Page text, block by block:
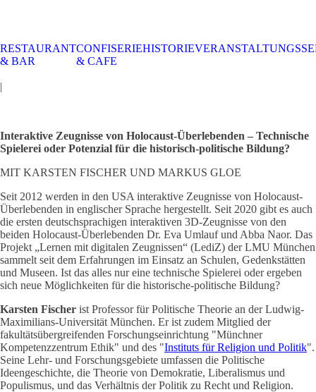
CAFE &
RESTAURANT
TISCHRESERVIERUNGKARRIERE
TISCHRESERVIERUNGKARRIERE
RESTAURANT
& BAR
CONFISERIE
& CAFE
HISTORIE
|
Interaktive Zeugnisse von Holocaust-Überlebenden – Technische
Spielerei oder Potenzial für die historisch-politische Bildung?
MIT KARSTEN FISCHER UND MARKUS GLOE
Seit 2012 werden in den USA interaktive Zeugnisse von Holocaust-
Überlebenden in englischer Sprache hergestellt. Seit 2020 gibt es auch
die ersten deutschsprachigen interaktiven 3D-Zeugnisse von den
beiden Holocaust-Überlebenden Dr. Eva Umlauf und Abba Naor. Das
Projekt „Lernen mit digitalen Zeugnissen“ (LediZ) der LMU München
sammelt seit dem Erfahrungen im Einsatz an Schulen, Gedenkstätten
und Museen. Ist das alles nur eine technische Spielerei oder ergeben
sich neue Möglichkeiten für die historische-politische Bildung?
Karsten Fischer ist Professor für Politische Theorie an der Ludwig-
Maximilians-Universität München. Er ist zudem Mitglied der
fakultätsübergreifenden Forschungseinrichtung "Münchner
Kompetenzzentrum Ethik" und des "Instituts für Religion und Politik".
Seine Lehr- und Forschungsgebiete umfassen die Politische
Ideengeschichte, die Theorie von Demokratie, Liberalismus und
Populismus, und das Verhältnis der Politik zu Recht und Religion.